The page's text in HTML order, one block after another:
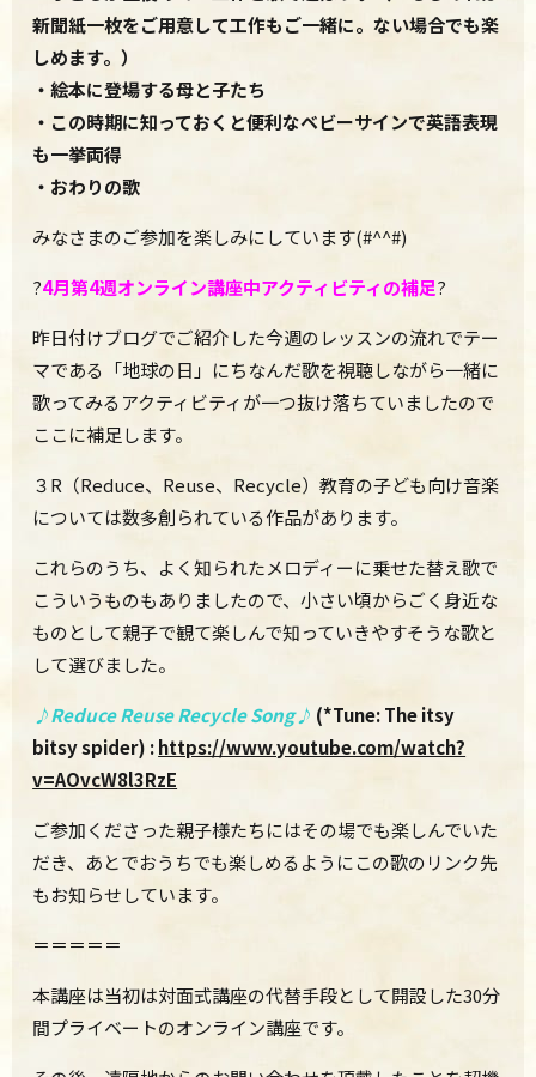
新聞紙一枚をご用意して工作もご一緒に。ない場合でも楽
しめます。）
・絵本に登場する母と子たち
・この時期に知っておくと便利なベビーサインで英語表現
も一挙両得
・おわりの歌
みなさまのご参加を楽しみにしています(#^^#)
?4月第4週オンライン講座中アクティビティの補足?
昨日付けブログでご紹介した今週のレッスンの流れでテー
マである「地球の日」にちなんだ歌を視聴しながら一緒に
歌ってみるアクティビティが一つ抜け落ちていましたので
ここに補足します。
３R（Reduce、Reuse、Recycle）教育の子ども向け音楽
については数多創られている作品があります。
これらのうち、よく知られたメロディーに乗せた替え歌で
こういうものもありましたので、小さい頃からごく身近な
ものとして親子で観て楽しんで知っていきやすそうな歌と
して選びました。
♪Reduce Reuse Recycle Song♪ (*Tune: The itsy
bitsy spider) :https://www.youtube.com/watch?
v=AOvcW8l3RzE
ご参加くださった親子様たちにはその場でも楽しんでいた
だき、あとでおうちでも楽しめるようにこの歌のリンク先
もお知らせしています。
＝＝＝＝＝
本講座は当初は対面式講座の代替手段として開設した30分
間プライベートのオンライン講座です。